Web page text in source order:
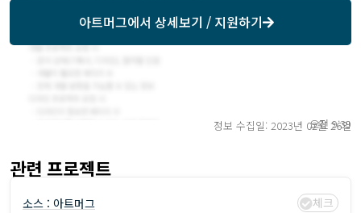
아트머그에서 상세보기 / 지원하기
정보 수집일: 2023년 02월 26일
오전 9:39
관련 프로젝트
소스 : 아트머그 체크